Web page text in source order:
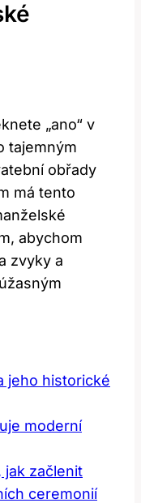
„ano“ v
tajemným
obřady
má tento
abychom
zvyky a
jeho historické
moderní
jak začlenit
ceremonií